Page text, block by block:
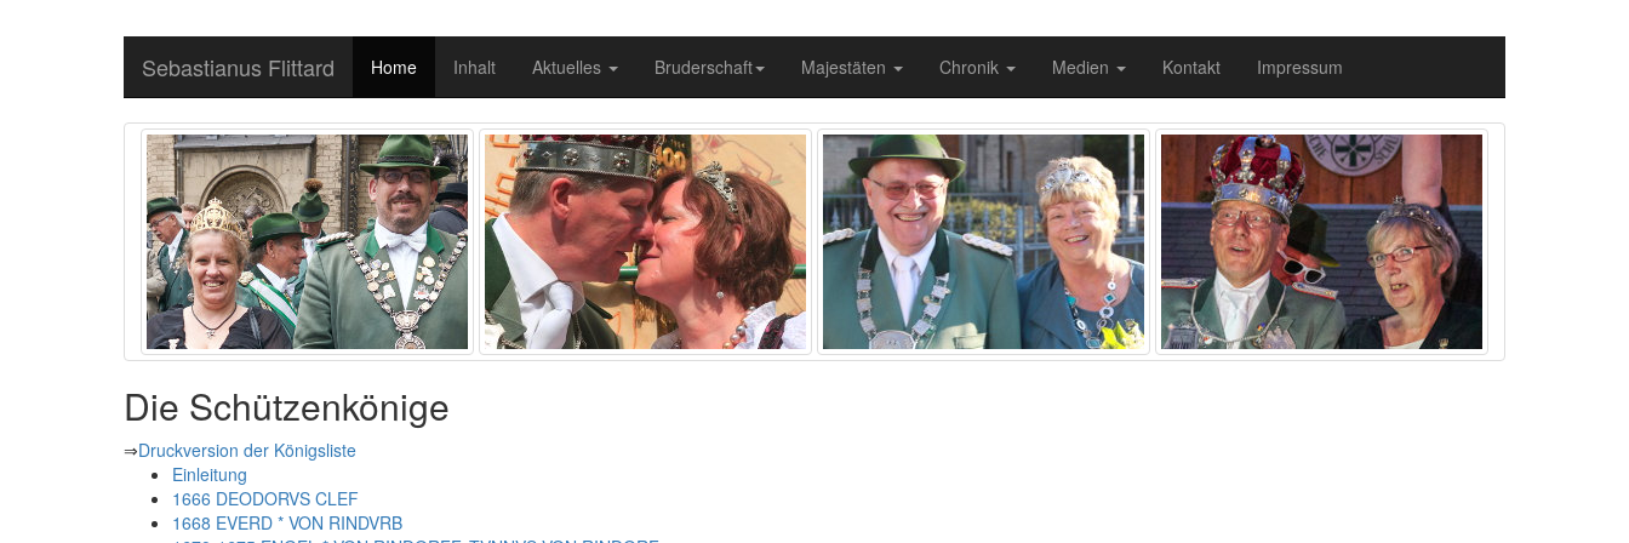
Sebastianus Flittard Home Inhalt Aktuelles Bruderschaft Majestäten Chronik Medien Kontakt Impressum
Die Schützenkönige
⇒Druckversion der Königsliste
Einleitung
1666 DEODORVS CLEF
1668 EVERD * VON RINDVRB